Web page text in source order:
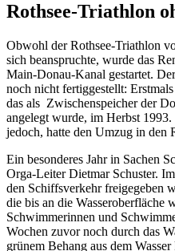
Rothsee-Triathlon
Obwohl der Rothsee-Triathlon
sich beanspruchte, wurde das
Main-Donau-Kanal gestartet.
noch nicht fertiggestellt:
das als Zwischenspeicher der
angelegt wurde, im Herbst
jedoch, hatte den Umzug in den
Ein besonderes Jahr in Sachen
Orga-Leiter Dietmar Schuster.
den Schiffsverkehr freigegeben
die bis an die Wasseroberfläche
Schwimmerinnen und
Wochen zuvor noch durch das
grünem Behang aus dem